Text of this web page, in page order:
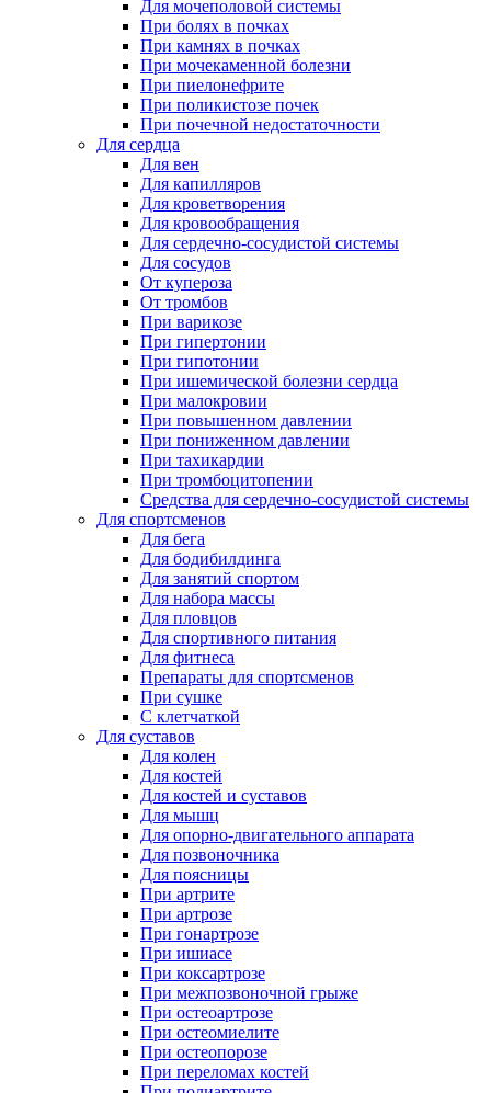
Для мочеполовой системы
При болях в почках
При камнях в почках
При мочекаменной болезни
При пиелонефрите
При поликистозе почек
При почечной недостаточности
Для сердца
Для вен
Для капилляров
Для кроветворения
Для кровообращения
Для сердечно-сосудистой системы
Для сосудов
От купероза
От тромбов
При варикозе
При гипертонии
При гипотонии
При ишемической болезни сердца
При малокровии
При повышенном давлении
При пониженном давлении
При тахикардии
При тромбоцитопении
Средства для сердечно-сосудистой системы
Для спортсменов
Для бега
Для бодибилдинга
Для занятий спортом
Для набора массы
Для пловцов
Для спортивного питания
Для фитнеса
Препараты для спортсменов
При сушке
С клетчаткой
Для суставов
Для колен
Для костей
Для костей и суставов
Для мышц
Для опорно-двигательного аппарата
Для позвоночника
Для поясницы
При артрите
При артрозе
При гонартрозе
При ишиасе
При коксартрозе
При межпозвоночной грыже
При остеоартрозе
При остеомиелите
При остеопорозе
При переломах костей